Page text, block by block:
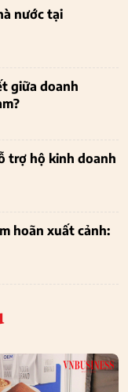
nước tại
giữa doanh
trợ hộ kinh doanh
hoãn xuất cảnh: